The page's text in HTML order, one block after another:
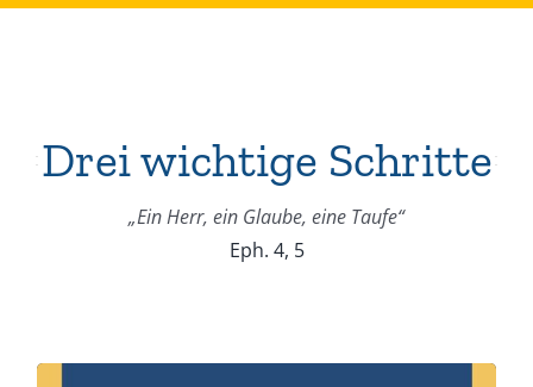
Drei wichtige Schritte
„Ein Herr, ein Glaube, eine Taufe“
Eph. 4, 5